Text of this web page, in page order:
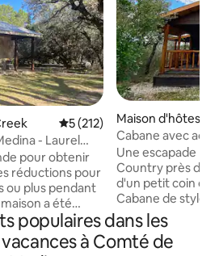
Évaluation moyenne sur la
5 (212)
- Laurel
pour obtenir
réductions pour
ou plus pendant
a été
qui
plus isolée.
et les cèdres,
Maison d'hôtes ⋅
Cabane avec
Sunset Resort
Une escapade
Country près de
d'un petit coin de
Cabane de style
appartement est
indépendant (~
environ 150 pieds
populaires dans les
à Comté de